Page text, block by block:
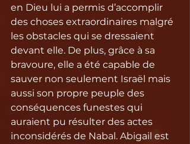
en Dieu lui a permis d’accomplir
des choses extraordinaires malgré
les obstacles qui se dressaient
devant elle. De plus, grâce à sa
bravoure, elle a été capable de
sauver non seulement Israël mais
aussi son propre peuple des
conséquences funestes qui
auraient pu résulter des actes
inconsidérés de Nabal. Abigail est